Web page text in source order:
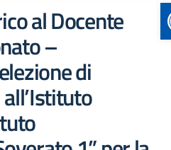
al Docente
–
di